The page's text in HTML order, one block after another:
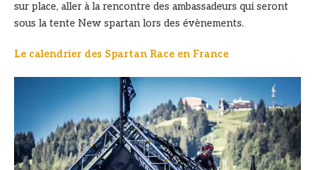
sur place, aller à la rencontre des ambassadeurs qui seront
sous la tente New spartan lors des évènements.
Le calendrier des Spartan Race en France